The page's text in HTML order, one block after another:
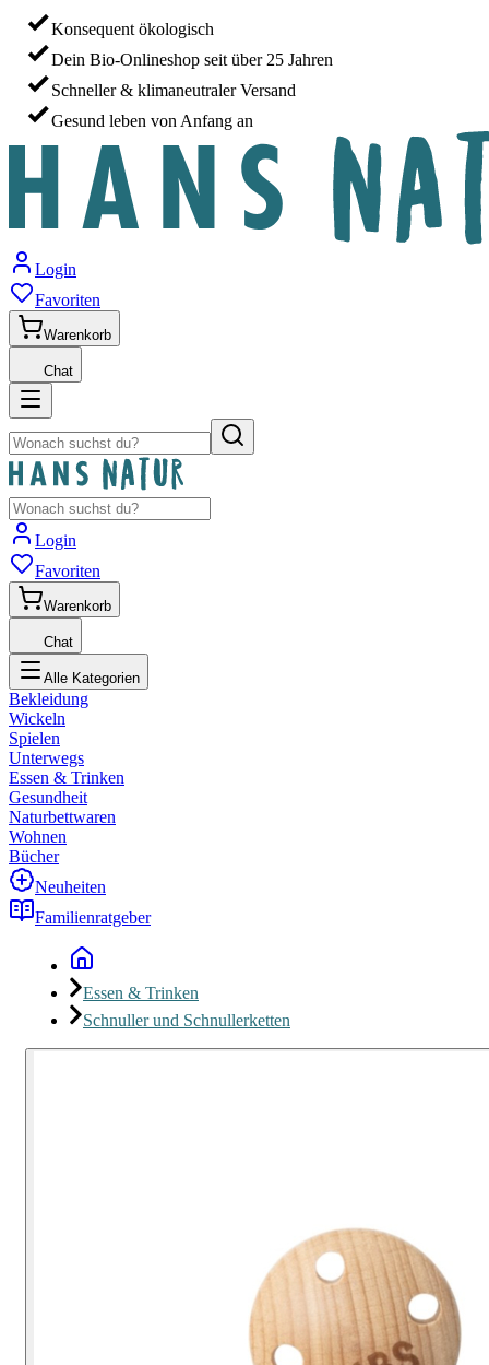
Konsequent ökologisch
Dein Bio-Onlineshop seit über 25 Jahren
Schneller & klimaneutraler Versand
Gesund leben von Anfang an
Login
Favoriten
Warenkorb
Chat
Login
Favoriten
Warenkorb
Chat
Alle Kategorien
Bekleidung
Wickeln
Spielen
Unterwegs
Essen & Trinken
Gesundheit
Naturbettwaren
Wohnen
Bücher
Neuheiten
Familienratgeber
Essen & Trinken
Schnuller und Schnullerketten